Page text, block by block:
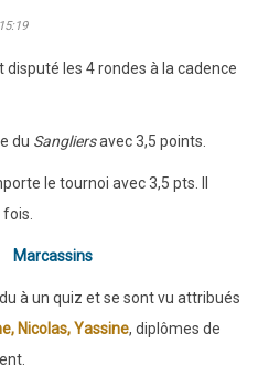
les 4 rondes à la cadence
du Sangliersavec 3,5 points.
le tournoi avec 3,5 pts. Il
Marcassins
à un quiz et se sont vu attribués
Nicolas, Yassine, diplômes de